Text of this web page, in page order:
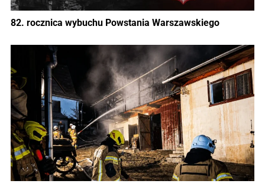
82. rocznica wybuchu Powstania Warszawskiego